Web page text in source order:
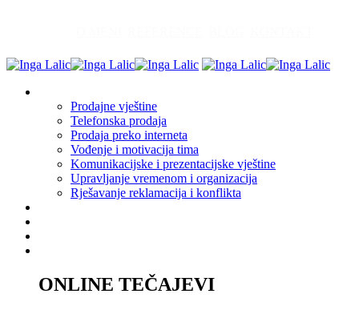
Prodajne vještine
Telefonska prodaja
Prodaja preko interneta
Vođenje i motivacija tima
Komunikacijske i prezentacijske vještine
Upravljanje vremenom i organizacija
Rješavanje reklamacija i konflikta
ONLINE TEČAJEVI